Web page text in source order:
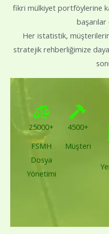
fikri mülkiyet portföylerine
Her istatistik,
stratejik rehberliğimize
25000+
FSMH
Dosya
Yönetimi
4500+
Müşteri